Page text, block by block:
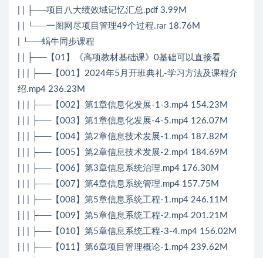
| | ├──项目八大绩效域记忆汇总.pdf 3.99M
| | └──一图网尽项目管理49个过程.rar 18.76M
| └──蜗牛同步课程
| | ├──【01】《高项教材基础课》0基础可以直接看
| | | ├──【001】2024年5月开班典礼-学习方法及课程介
绍.mp4 236.23M
| | | ├──【002】第1章信息化发展-1-3.mp4 154.23M
| | | ├──【003】第1章信息化发展-4-5.mp4 126.07M
| | | ├──【004】第2章信息技术发展-1.mp4 187.82M
| | | ├──【005】第2章信息技术发展-2.mp4 184.69M
| | | ├──【006】第3章信息系统治理.mp4 176.30M
| | | ├──【007】第4章信息系统管理.mp4 157.75M
| | | ├──【008】第5章信息系统工程-1.mp4 246.11M
| | | ├──【009】第5章信息系统工程-2.mp4 201.21M
| | | ├──【010】第5章信息系统工程-3-4.mp4 156.02M
| | | ├──【011】第6章项目管理概论-1.mp4 239.62M